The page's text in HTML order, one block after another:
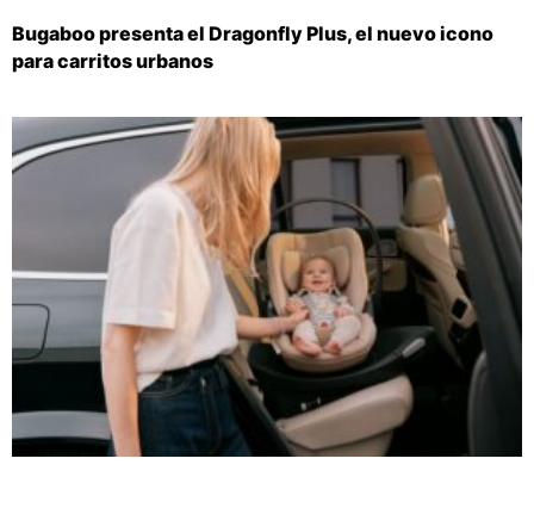
Bugaboo presenta el Dragonfly Plus, el nuevo icono
para carritos urbanos